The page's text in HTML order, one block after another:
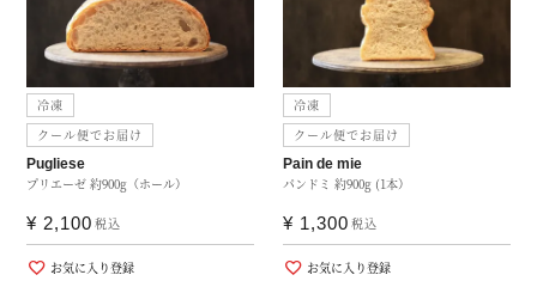
冷凍
クール便でお届け
プリエーゼ 約900g（ホール）
Pugliese
¥ 2,100 税込
お気に入り登録
冷凍
クール便でお届け
パンドミ 約900g (1本）
Pain de mie
¥ 1,300 税込
お気に入り登録